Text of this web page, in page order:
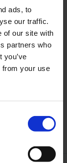
ads, to
our traffic.
of our site with
partners who
you’ve
from your use